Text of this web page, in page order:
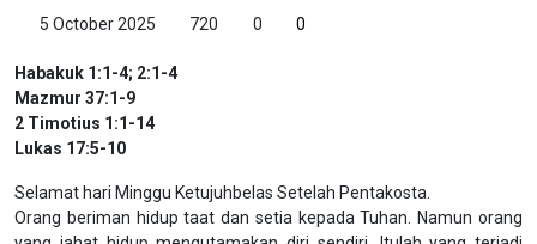
5 October 2025 720 0 0
Habakuk 1:1-4; 2:1-4
Mazmur 37:1-9
2 Timotius 1:1-14
Lukas 17:5-10
Selamat hari Minggu Ketujuhbelas Setelah Pentakosta.
Orang beriman hidup taat dan setia kepada Tuhan. Namun orang